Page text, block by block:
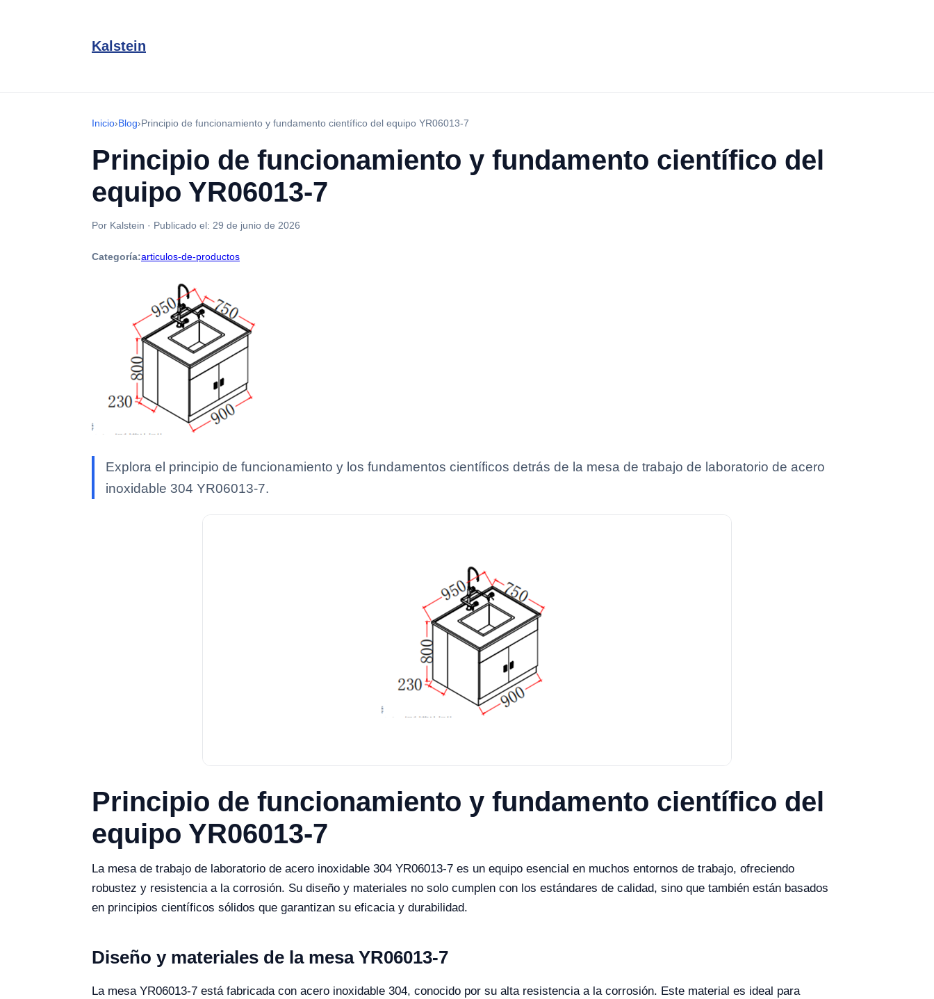
Kalstein
Inicio›Blog›Principio de funcionamiento y fundamento científico del equipo YR06013-7
Principio de funcionamiento y fundamento científico del
equipo YR06013-7
Por Kalstein · Publicado el: 29 de junio de 2026
Categoría:articulos-de-productos
Explora el principio de funcionamiento y los fundamentos científicos detrás de la mesa de trabajo de laboratorio de acero
inoxidable 304 YR06013-7.
Principio de funcionamiento y fundamento científico del
equipo YR06013-7
La mesa de trabajo de laboratorio de acero inoxidable 304 YR06013-7 es un equipo esencial en muchos entornos de trabajo, ofreciendo
robustez y resistencia a la corrosión. Su diseño y materiales no solo cumplen con los estándares de calidad, sino que también están basados
en principios científicos sólidos que garantizan su eficacia y durabilidad.
Diseño y materiales de la mesa YR06013-7
La mesa YR06013-7 está fabricada con acero inoxidable 304, conocido por su alta resistencia a la corrosión. Este material es ideal para